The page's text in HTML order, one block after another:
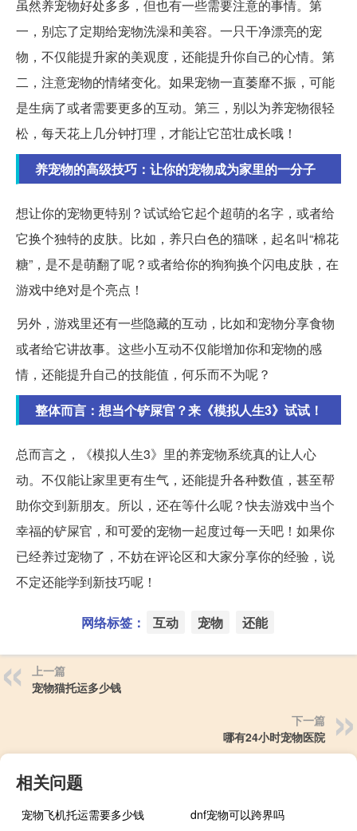
虽然养宠物好处多多，但也有一些需要注意的事情。第
一，别忘了定期给宠物洗澡和美容。一只干净漂亮的宠
物，不仅能提升家的美观度，还能提升你自己的心情。第
二，注意宠物的情绪变化。如果宠物一直萎靡不振，可能
是生病了或者需要更多的互动。第三，别以为养宠物很轻
松，每天花上几分钟打理，才能让它茁壮成长哦！
养宠物的高级技巧：让你的宠物成为家里的一分子
想让你的宠物更特别？试试给它起个超萌的名字，或者给
它换个独特的皮肤。比如，养只白色的猫咪，起名叫“棉花
糖”，是不是萌翻了呢？或者给你的狗狗换个闪电皮肤，在
游戏中绝对是个亮点！
另外，游戏里还有一些隐藏的互动，比如和宠物分享食物
或者给它讲故事。这些小互动不仅能增加你和宠物的感
情，还能提升自己的技能值，何乐而不为呢？
整体而言：想当个铲屎官？来《模拟人生3》试试！
总而言之，《模拟人生3》里的养宠物系统真的让人心
动。不仅能让家里更有生气，还能提升各种数值，甚至帮
助你交到新朋友。所以，还在等什么呢？快去游戏中当个
幸福的铲屎官，和可爱的宠物一起度过每一天吧！如果你
已经养过宠物了，不妨在评论区和大家分享你的经验，说
不定还能学到新技巧呢！
网络标签： 互动 宠物 还能
上一篇
宠物猫托运多少钱
下一篇
哪有24小时宠物医院
相关问题
宠物飞机托运需要多少钱
dnf宠物可以跨界吗